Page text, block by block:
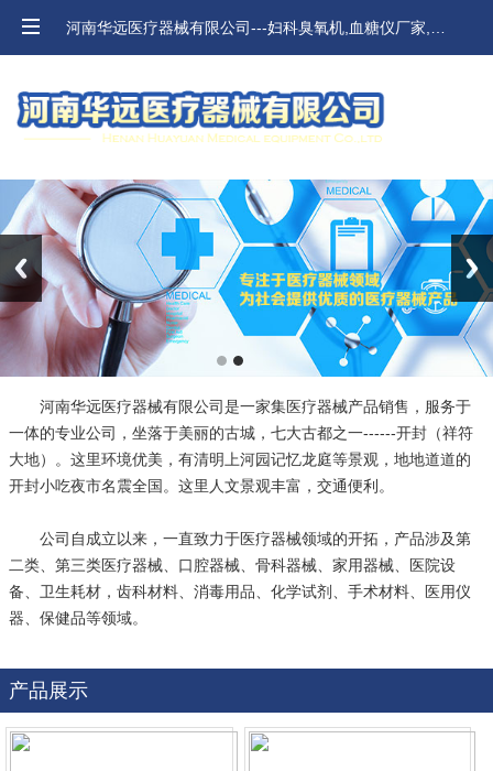
Previous Next
河南华远医疗器械有限公司是一家集医疗器械产品销售，服务于
一体的专业公司，坐落于美丽的古城，七大古都之一------开封（祥符
大地）。这里环境优美，有清明上河园记忆龙庭等景观，地地道道的
开封小吃夜市名震全国。这里人文景观丰富，交通便利。
公司自成立以来，一直致力于医疗器械领域的开拓，产品涉及第
二类、第三类医疗器械、口腔器械、骨科器械、家用器械、医院设
备、卫生耗材，齿科材料、消毒用品、化学试剂、手术材料、医用仪
器、保健品等领域。
产品展示